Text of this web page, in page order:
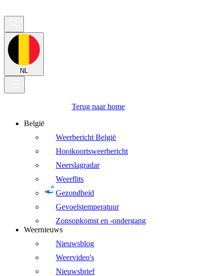
NL
Terug naar home
België
Weerbericht België
Hooikoortsweerbericht
Neerslagradar
Weerflits
Gezondheid
Gevoelstemperatuur
Zonsopkomst en -ondergang
Weernieuws
Nieuwsblog
Weervideo's
Nieuwsbrief